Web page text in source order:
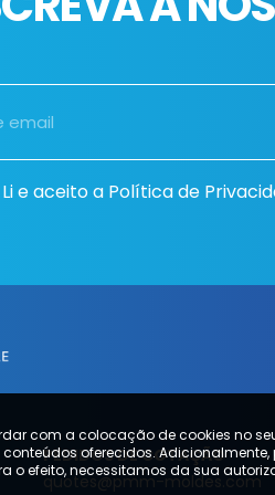
Li e aceito a Política de
PEDIDOS DE COTAÇÃO
quotes@pmm-moldes.com
com a colocação de cookies no
oferecidos. Adicionalmente,
o efeito, necessitamos da sua